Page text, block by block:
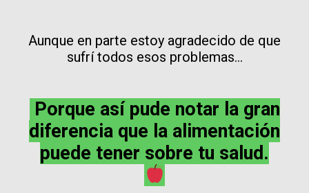
Aunque en parte estoy agradecido de que
sufrí todos esos problemas...
Porque así pude notar la gran
diferencia que la alimentación
puede tener sobre tu salud.